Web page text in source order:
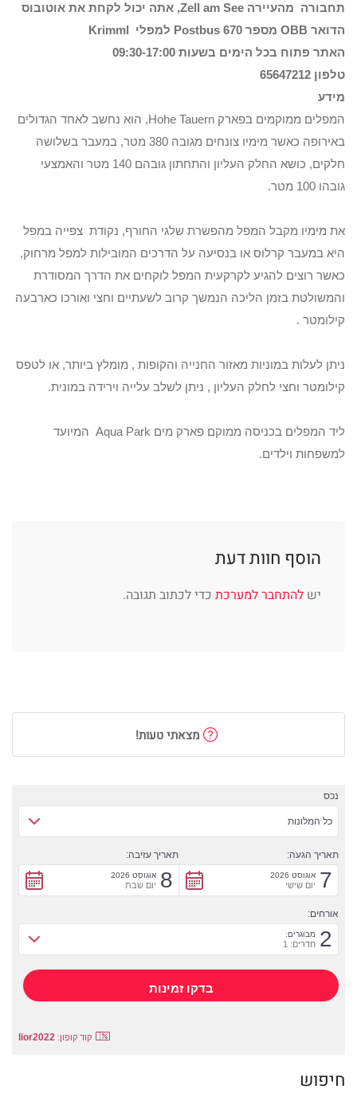
תחבורה מהעיירה Zell am See, אתה יכול לקחת את אוטובוס
הדואר OBB מספר Postbus 670 למפלי Krimml
האתר פתוח בכל הימים בשעות 09:30-17:00
טלפון 65647212
מידע
המפלים ממוקמים בפארק Hohe Tauern, הוא נחשב לאחד הגדולים
באירופה כאשר מימיו צונחים מגובה 380 מטר, במעבר בשלושה
חלקים, כושא החלק העליון והתחתון גובהם 140 מטר והאמצעי
גובהו 100 מטר.
את מימיו מקבל המפל מהפשרת שלגי החורף, נקודת צפייה במפל
היא במעבר קרלוס או בנסיעה על הדרכים המובילות למפל מרחוק,
כאשר רוצים להגיע לקרקעית המפל לוקחים את הדרך המסודרת
והמשולטת בזמן הליכה הנמשך קרוב לשעתיים וחצי ואורכו כארבעה
קילומטר .
ניתן לעלות במוניות מאזור החנייה והקופות , מומלץ ביותר, או לטפס
קילומטר וחצי לחלק העליון , ניתן לשלב עלייה וירידה במונית.
ליד המפלים בכניסה ממוקם פארק מים Aqua Park המיועד
למשפחות וילדים.
הוסף חוות דעת
יש להתחבר למערכת כדי לכתוב תגובה.
מצאתי טעות!
נכס
כל המלונות
תאריך הגעה:
7 אוגוסט 2026
יום שישי
תאריך עזיבה:
8 אוגוסט 2026
יום שבת
אורחים:
2 מבוגרים:
חדרים: 1
קוד קופון: lior2022
חיפוש